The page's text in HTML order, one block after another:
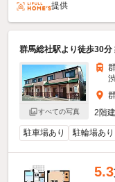
提供
群馬総社駅より徒歩30
すべての写真
2階
駐車場あり 駐輪場あり
5.3